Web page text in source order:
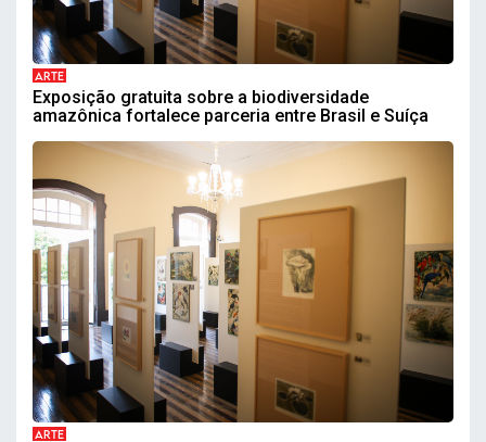
ARTE
Exposição gratuita sobre a biodiversidade
amazônica fortalece parceria entre Brasil e Suíça
ARTE